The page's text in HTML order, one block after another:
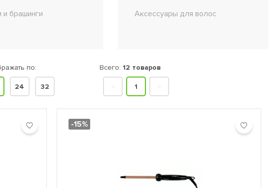
и брашинги Аксессуары для волос
по:
24 32
Всего: 12 товаров
1
-15%